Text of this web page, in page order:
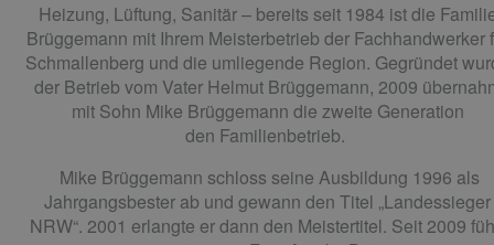
Heizung, Lüftung, Sanitär – bereits seit 1984 ist die
Brüggemann mit Ihrem Meisterbetrieb der Fachhandwerker
Schmallenberg und die umliegende Region. Gegründet
der Betrieb vom Vater Helmut Brüggemann, 2009
mit Sohn Mike Brüggemann die zweite Generation
den Familienbetrieb.
Mike Brüggemann schloss seine Ausbildung 1996 als
Jahrgangsbester ab und gewann den Titel „Landessieger
NRW“. 2001 erlangte er dann den Meistertitel. Seit 2009